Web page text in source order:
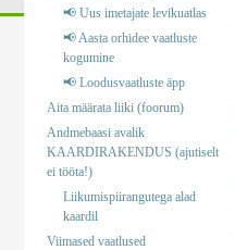
📢 Uus imetajate levikuatlas
📢 Aasta orhidee vaatluste
kogumine
📢 Loodusvaatluste äpp
Aita määrata liiki (foorum)
Andmebaasi avalik
KAARDIRAKENDUS (ajutiselt
ei tööta!)
Liikumispiirangutega alad
kaardil
Viimased vaatlused